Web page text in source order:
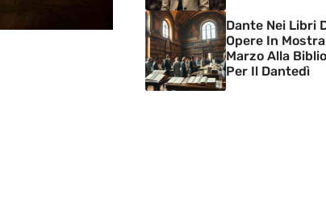
Dante Nei Libri
Opere In
Marzo Alla
Per Il Dantedì